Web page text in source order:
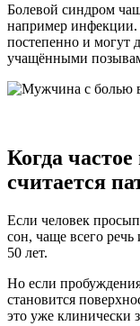
Болевой синдром
например инфекции.
постепенно и могут
учащёнными
Когда
считается
Если человек
сон, чаще всего
50 лет.
Но если
становится
это уже клинически